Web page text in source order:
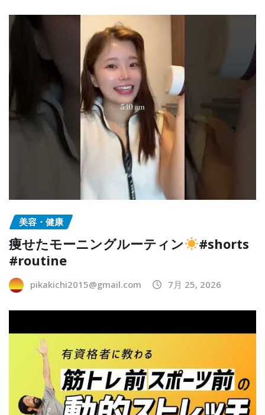
美容・健康
痩せたモーニングルーティン
#shorts
#routine
pikakichi2015@gmail.com 7月 25, 2026